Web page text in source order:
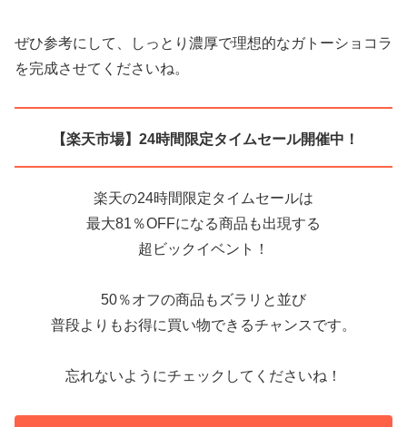
ぜひ参考にして、しっとり濃厚で理想的なガトーショコラ
を完成させてくださいね。
【楽天市場】24時間限定タイムセール開催中！
楽天の24時間限定タイムセールは
最大81％OFFになる商品も出現する
超ビックイベント！
50％オフの商品もズラリと並び
普段よりもお得に買い物できるチャンスです。
忘れないようにチェックしてくださいね！